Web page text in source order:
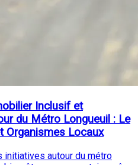
Inclusif et
du Métro Longueuil : Le
Organismes Locaux
initiatives autour du métro